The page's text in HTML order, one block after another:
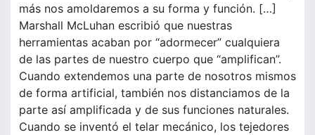
más nos amoldaremos a su forma y función. […]
Marshall McLuhan escribió que nuestras
herramientas acaban por “adormecer” cualquiera
de las partes de nuestro cuerpo que “amplifican”.
Cuando extendemos una parte de nosotros mismos
de forma artificial, también nos distanciamos de la
parte así amplificada y de sus funciones naturales.
Cuando se inventó el telar mecánico, los tejedores